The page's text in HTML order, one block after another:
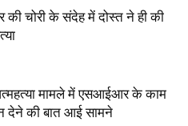
की चोरी के संदेह में दोस्त ने ही की
मामले में एसआईआर के काम
देने की बात आई सामने